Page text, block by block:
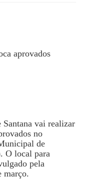
vai realizar
no
de
O local para
pela
março.